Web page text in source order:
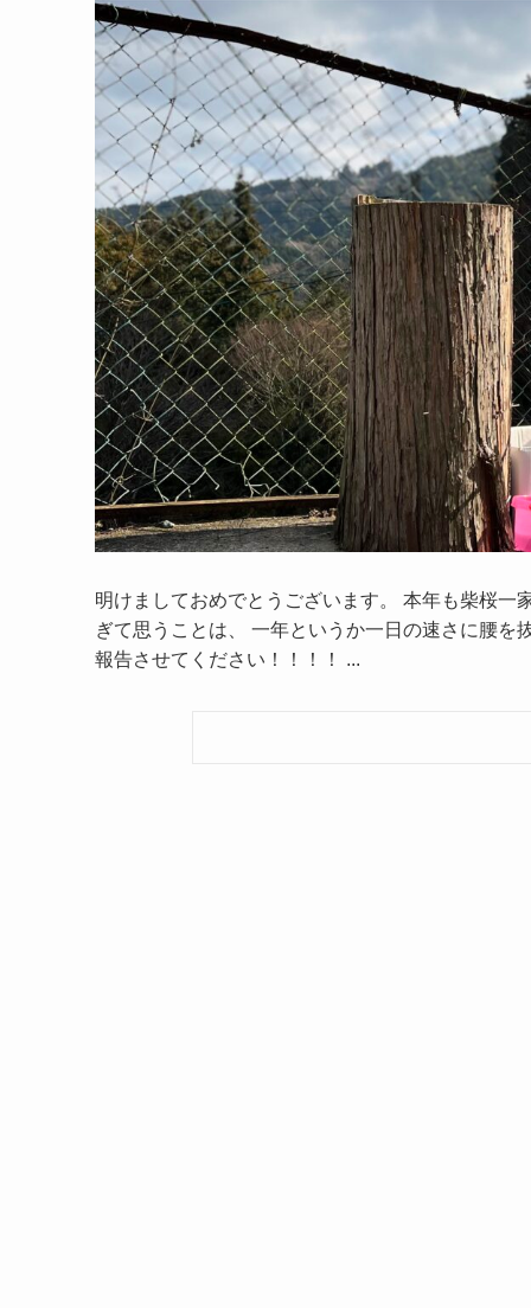
明けましておめでとうございます。 本年も柴桜一
ぎて思うことは、 一年というか一日の速さに腰
報告させてください！！！！ ...